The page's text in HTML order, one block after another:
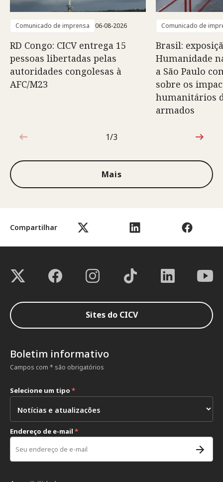
Compartilhar
Comunicado de imprensa 06-08-2026
RD Congo: CICV entrega 15
pessoas libertadas pelas
autoridades congolesas à
AFC/M23
Comunicado de
Brasil:
Humanidade
a São Paulo
sobre os
humanitários
armados
1 de 3
1/3
Mais
Sites do CICV
Boletim informativo
Campos com * são obrigatórios
Selecione um tipo *
Endereço de e-mail *